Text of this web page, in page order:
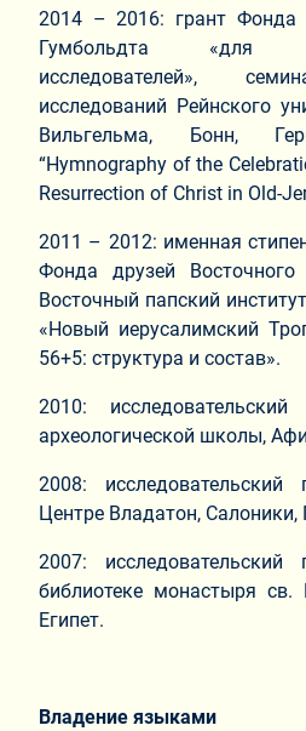
2014 – 2016: грант Фонда
Гумбольдта «для
исследователей»,
исследований Рейнского
Вильгельма, Бонн,
“Hymnography of the
Resurrection of Christ in Old-
2011 – 2012: именная
Фонда друзей Восточного
Восточный папский
«Новый иерусалимский
56+5: структура и состав».
2010:
археологической школы,
2008:
Центре Владатон, Салоники,
2007:
библиотеке монастыря св.
Египет.
Владение языками